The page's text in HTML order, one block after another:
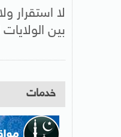
لا استقرار
بين
خدمات